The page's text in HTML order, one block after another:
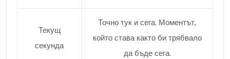
Текущ
секунда
Точно тук и сега. Моментът,
който става както би трябвало
да бъде сега.